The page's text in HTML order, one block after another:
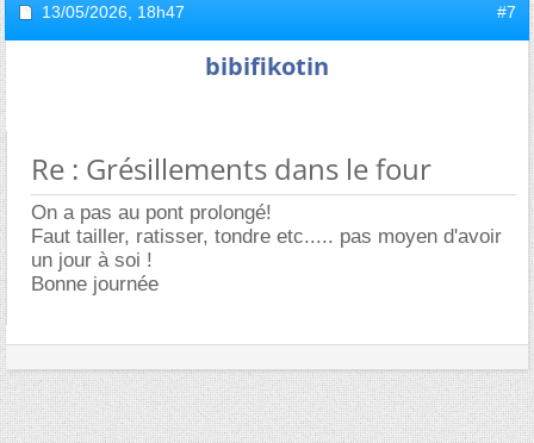
13/05/2026, 18h47 #7
bibifikotin
Re : Grésillements dans le four
On a pas au pont prolongé!
Faut tailler, ratisser, tondre etc..... pas moyen d'avoir
un jour à soi !
Bonne journée